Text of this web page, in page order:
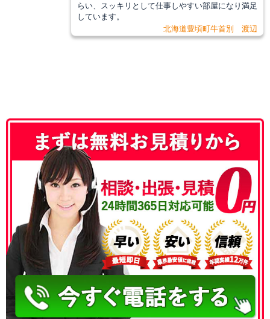
らい、スッキリとして仕事しやすい部屋になり満足
しています。
北海道豊頃町牛首別 渡辺
050-3186-4780